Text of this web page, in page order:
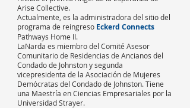
Arise Collective.
Actualmente, es la administradora del sitio del
programa de reingreso Eckerd Connects
Pathways Home II.
LaNarda es miembro del Comité Asesor
Comunitario de Residencias de Ancianos del
Condado de Johnston y segunda
vicepresidenta de la Asociación de Mujeres
Demócratas del Condado de Johnston. Tiene
una Maestría en Ciencias Empresariales por la
Universidad Strayer.